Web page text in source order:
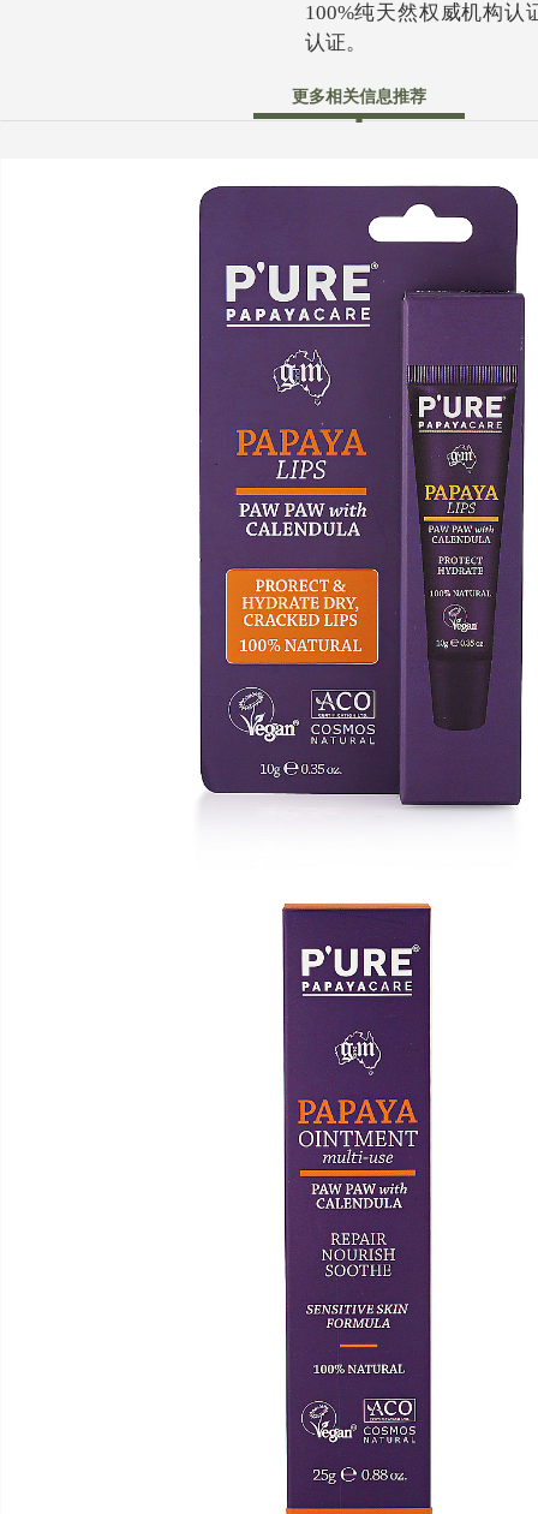
100%纯天然权威机构认
认证。
更多相关信息推荐